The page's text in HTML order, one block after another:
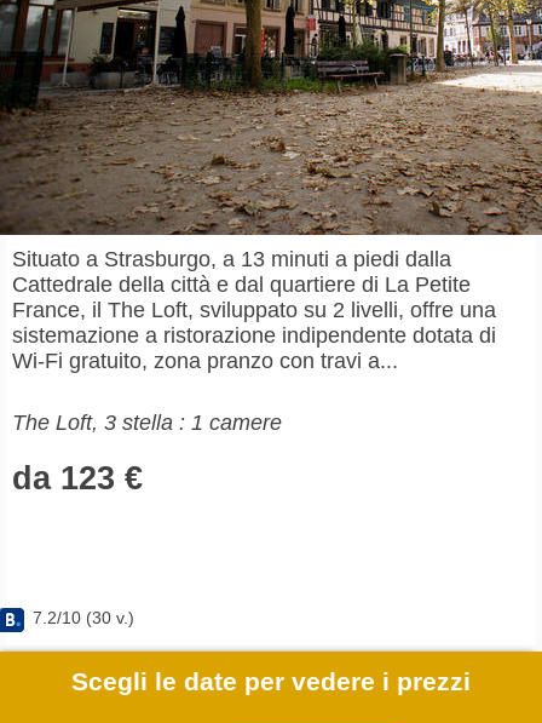
Situato a Strasburgo, a 13 minuti a piedi dalla
Cattedrale della città e dal quartiere di La Petite
France, il The Loft, sviluppato su 2 livelli, offre una
sistemazione a ristorazione indipendente dotata di
Wi-Fi gratuito, zona pranzo con travi a...
The Loft, 3 stella : 1 camere
da 123 €
7.2/10 (30 v.)
Scegli le date per vedere i prezzi